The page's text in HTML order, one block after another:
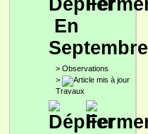
En
Septembre
> Observations
>
Travaux